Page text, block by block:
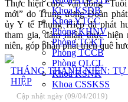
Khoa KSDB
Khoa YTCC
Phòng KHNV
Phòng TCKT
Phòng TCCB
Phòng QLCL
Khoa KSNK
Khoa CSSKSS
Thực hiện cuộc vận động
mới” do Trung ương Đoàn
ủy Y tế Phụng Hiệp đã phát
tham gia, đảm nhận thực hiện
niên, góp phần phát triển quê
THÁNG THANH NIÊN: TỰ
HIỆP
Cập nhật ngày (09/04/2019)